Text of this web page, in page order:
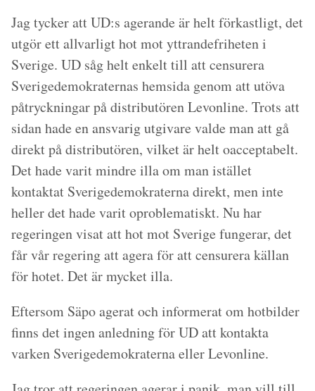
Jag tycker att UD:s agerande är helt förkastligt, det
utgör ett allvarligt hot mot yttrandefriheten i
Sverige. UD såg helt enkelt till att censurera
Sverigedemokraternas hemsida genom att utöva
påtryckningar på distributören Levonline. Trots att
sidan hade en ansvarig utgivare valde man att gå
direkt på distributören, vilket är helt oacceptabelt.
Det hade varit mindre illa om man istället
kontaktat Sverigedemokraterna direkt, men inte
heller det hade varit oproblematiskt. Nu har
regeringen visat att hot mot Sverige fungerar, det
får vår regering att agera för att censurera källan
för hotet. Det är mycket illa.
Eftersom Säpo agerat och informerat om hotbilder
finns det ingen anledning för UD att kontakta
varken Sverigedemokraterna eller Levonline.